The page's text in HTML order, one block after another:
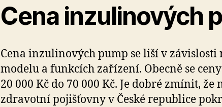
Cena inzulinových
Cena inzulinových pump se liší v závislosti
modelu a funkcích zařízení. Obecně se
20 000 Kč do 70 000 Kč. Je dobré zmínit, že
zdravotní pojišťovny v České republice